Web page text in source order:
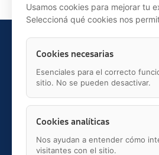
Teléfono: 91 595 75 00
c/ Juan Ignacio Luca de Tena,
Mail: fundacion.asisa@asisa.es
Usamos cookies para mejorar tu
Seleccioná qué cookies nos
Cookies necesarias
Esenciales para el correcto
sitio. No se pueden desactivar.
Cookies analíticas
Nos ayudan a entender cómo
visitantes con el sitio.